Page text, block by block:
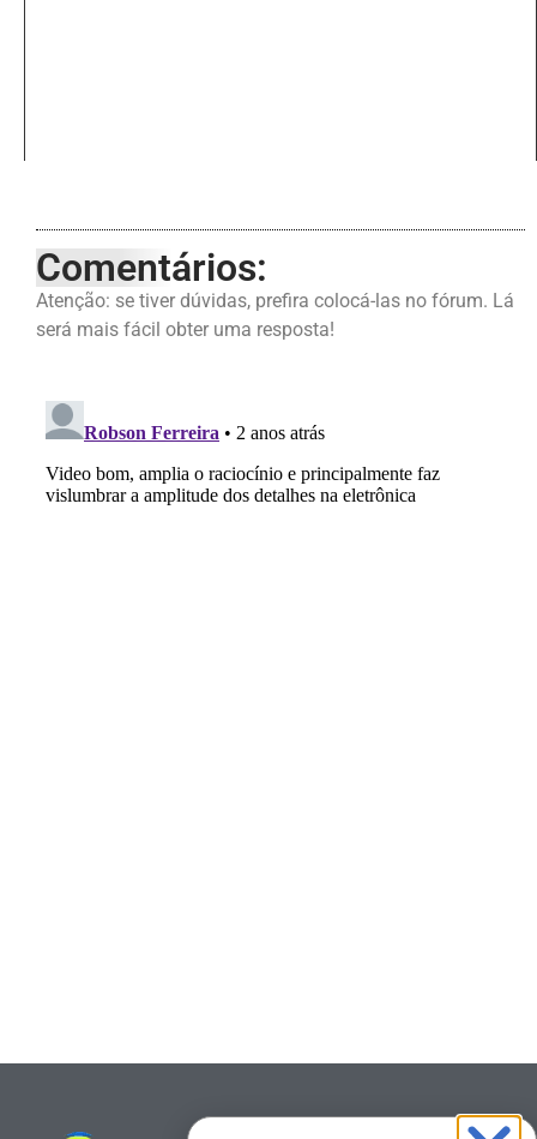
Comentários:
Atenção: se tiver dúvidas, prefira colocá-las no fórum. Lá
será mais fácil obter uma resposta!